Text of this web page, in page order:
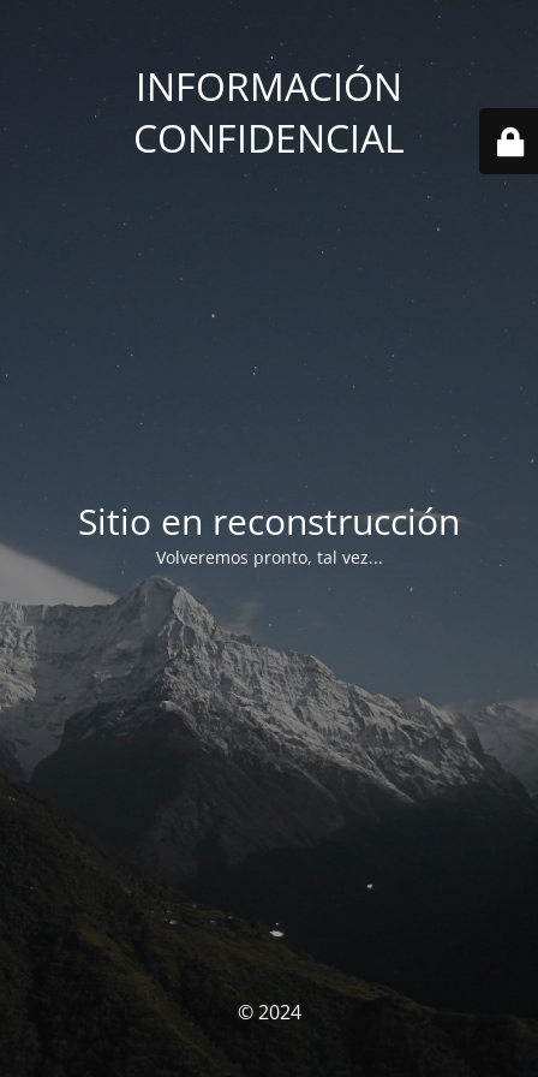
INFORMACIÓN
CONFIDENCIAL
Sitio en reconstrucción
Volveremos pronto, tal vez...
© 2024